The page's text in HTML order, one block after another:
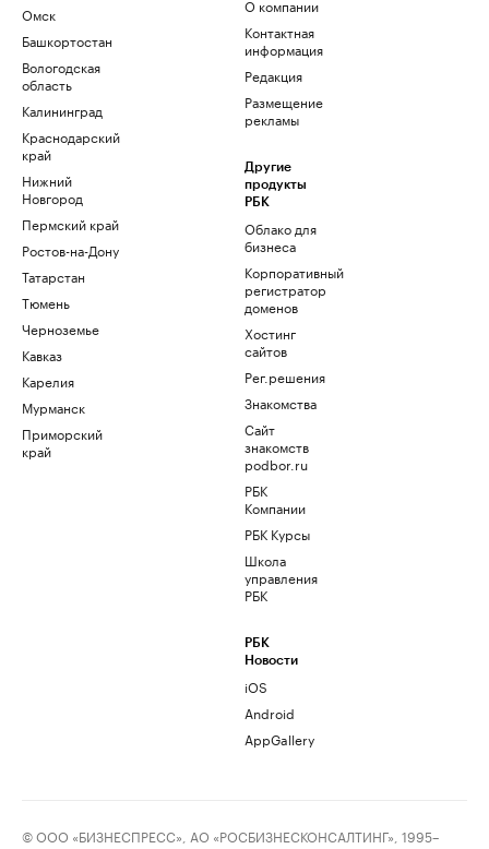
Омск
Башкортостан
Вологодская
область
Калининград
Краснодарский
край
Нижний
Новгород
Пермский край
Ростов-на-Дону
Татарстан
Тюмень
Черноземье
Кавказ
Карелия
Мурманск
Приморский
край
О компании
Контактная
информация
Редакция
Размещение
рекламы
Другие
продукты
РБК
Облако для
бизнеса
Корпоративный
регистратор
доменов
Хостинг
сайтов
Рег.решения
Знакомства
Сайт
знакомств
podbor.ru
РБК
Компании
РБК Курсы
Школа
управления
РБК
РБК
Новости
iOS
Android
AppGallery
© ООО «БИЗНЕСПРЕСС», АО «РОСБИЗНЕСКОНСАЛТИНГ», 1995–